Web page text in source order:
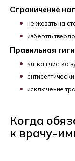
Ограничение
не жевать на
избегать
Правильная
мягкая чистка
исключение
Когда
к врачу-